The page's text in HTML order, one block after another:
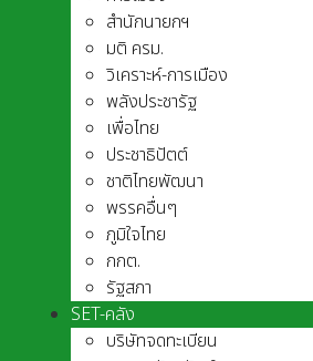
สำนักนายกฯ
มติ ครม.
วิเคราะห์-การเมือง
พลังประชารัฐ
เพื่อไทย
ประชาธิปัตต์
ชาติไทยพัฒนา
พรรคอื่นๆ
ภูมิใจไทย
กกต.
รัฐสภา
SET-คลัง
บริษัทจดทะเบียน